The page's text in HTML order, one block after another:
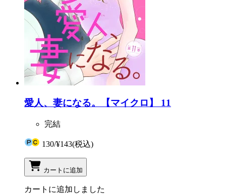
愛人、妻になる。【マイクロ】 11
完結
130/¥143(税込)
カートに追加
カートに追加しました